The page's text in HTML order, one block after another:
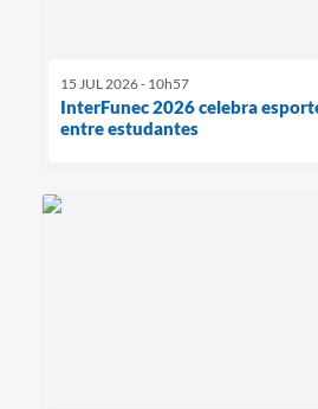
15 JUL 2026 - 10h57
InterFunec 2026 celebra
entre estudantes